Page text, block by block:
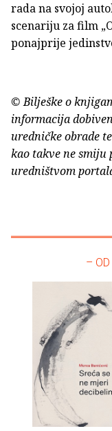
rada na svojoj
scenariju za film
ponajprije
© Bilješke o
informacija
uredničke obrade
kao takve ne smiju
uredništvom
–